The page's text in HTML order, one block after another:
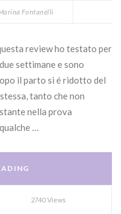
Fontanelli
review ho testato per
settimane e sono
il parto si é ridotto del
tanto che non
nella prova
…
2740 Views